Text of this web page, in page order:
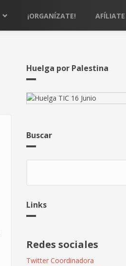
¡ORGANÍZATE! AFÍLIATE
Huelga por Palestina
Buscar
Links
Redes sociales
Twitter Coordinadora